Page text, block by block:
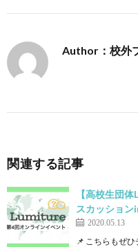
Author：校外
関連する記事
【高校生団
スカッション
2020.05.13
📌 こちらもぜ